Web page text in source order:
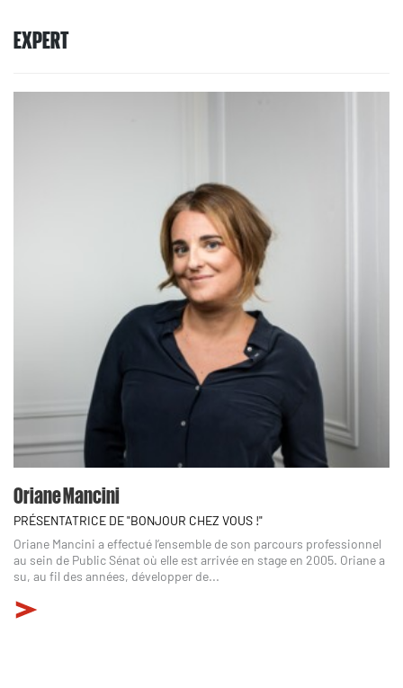
EXPERT
Oriane Mancini
PRÉSENTATRICE DE "BONJOUR CHEZ VOUS !"
Oriane Mancini a effectué l’ensemble de son parcours professionnel
au sein de Public Sénat où elle est arrivée en stage en 2005. Oriane a
su, au fil des années, développer de...